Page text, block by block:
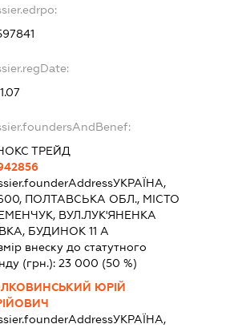
ТРЕЙД
УКРАЇНА,
ПОЛТАВСЬКА ОБЛ., МІСТО
ВУЛ.ЛУК'ЯНЕНКА
БУДИНОК 11 А
внеску до статутного
(грн.):23 000 (50 %)
ЮРІЙ
УКРАЇНА,